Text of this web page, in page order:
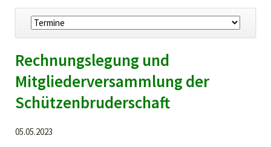
Navigation
überspringen
Rechnungslegung und
Mitgliederversammlung der
Schützenbruderschaft
05.05.2023